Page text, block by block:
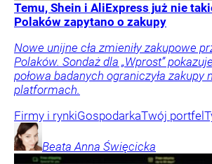
Temu, Shein i AliExpress już nie
Polaków zapytano o zakupy
Nowe unijne cła zmieniły zakupowe
Polaków. Sondaż dla „Wprost”
połowa badanych ograniczyła zakupy
platformach.
Firmy i rynkiGospodarkaTwój portfel
Beata Anna Święcicka